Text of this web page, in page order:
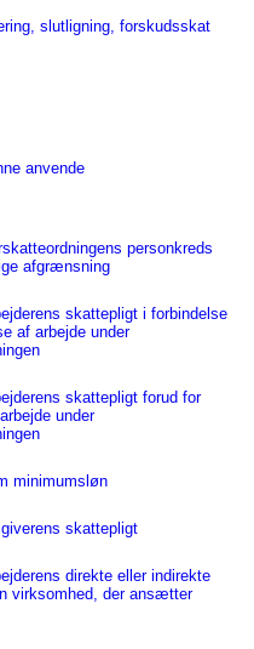
slutligning, forskudsskat
anvende
personkreds
afgrænsning
skattepligt i forbindelse
af arbejde under
skattepligt forud for
under
minimumsløn
skattepligt
direkte eller indirekte
virksomhed, der ansætter